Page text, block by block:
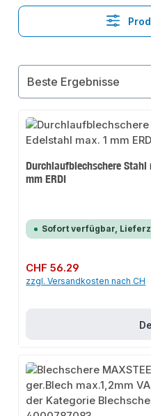
Durchlaufblechschere
mm ERDI
Sofort verfügbar,
Regulärer Preis:
CHF 56.29
zzgl. Versandkosten nach CH